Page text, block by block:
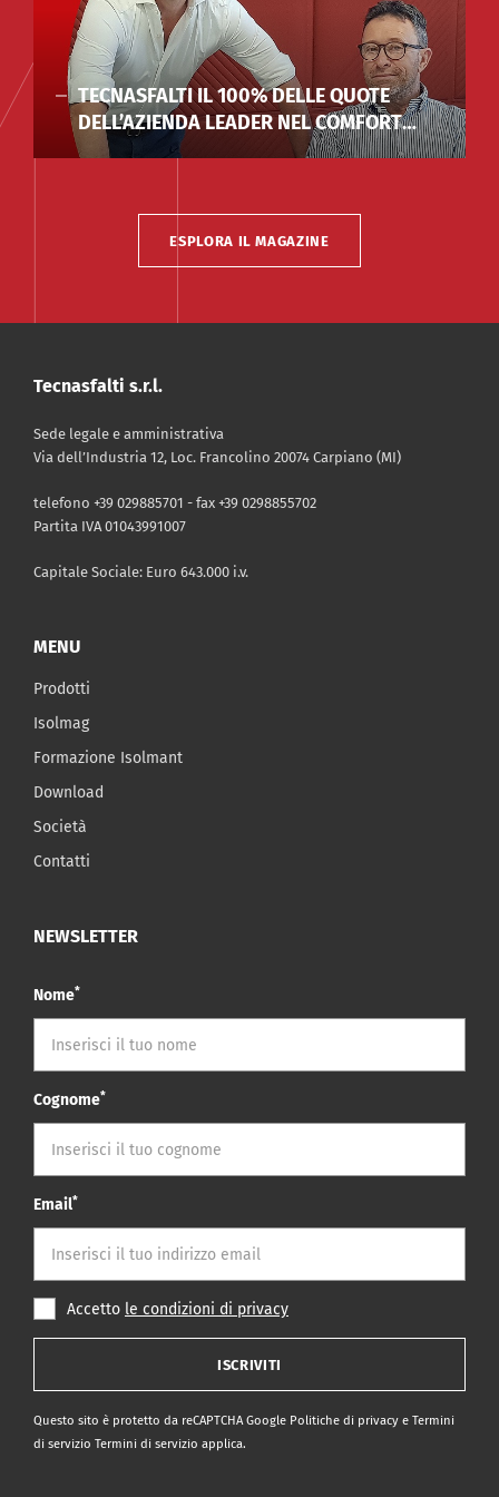
DOWNLOAD
Catalogo Tecnico
Sottopavimento 2019
PDF - 4 Mb
TECNASFALTI IL 100% DELLE QUOTE
DELL’AZIENDA LEADER NEL COMFORT
ACUSTICO ALLA FAMIGLIA CANNI FERRARI
ESPLORA IL MAGAZINE
Tecnasfalti s.r.l.
Sede legale e amministrativa
Via dell’Industria 12, Loc. Francolino 20074 Carpiano (MI)
telefono +39 029885701 - fax +39 0298855702
Partita IVA 01043991007
Capitale Sociale: Euro 643.000 i.v.
MENU
Prodotti
Isolmag
Formazione Isolmant
Download
Società
Contatti
NEWSLETTER
Nome*
Cognome*
Email*
Accetto le condizioni di privacy
ISCRIVITI
Questo sito è protetto da reCAPTCHA Google Politiche di privacy e Termini
di servizio Termini di servizio applica.